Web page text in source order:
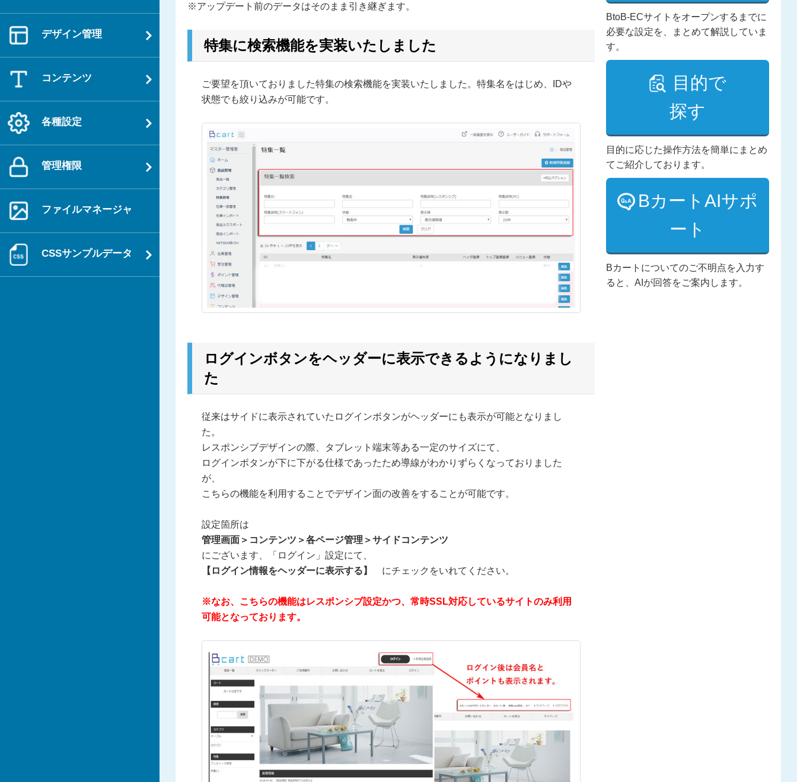
デザイン管理
コンテンツ
各種設定
管理権限
ファイルマネージャ
CSSサンプルデータ
※アップデート前のデータはそのまま引き継ぎます。
特集に検索機能を実装いたしました
ご要望を頂いておりました特集の検索機能を実装いたしました。特集名をはじめ、IDや
状態でも絞り込みが可能です。
ログインボタンをヘッダーに表示できるようになりまし
た
従来はサイドに表示されていたログインボタンがヘッダーにも表示が可能となりまし
た。
レスポンシブデザインの際、タブレット端末等ある一定のサイズにて、
ログインボタンが下に下がる仕様であったため導線がわかりずらくなっておりました
が、
こちらの機能を利用することでデザイン面の改善をすることが可能です。
設定箇所は
管理画面＞コンテンツ＞各ページ管理＞サイドコンテンツ
にございます、「ログイン」設定にて、
【ログイン情報をヘッダーに表示する】
にチェックをいれてください。
※なお、こちらの機能はレスポンシブ設定かつ、常時SSL対応しているサイトのみ利用
可能となっております。
BtoB-ECサイトをオープンするまでに
必要な設定を、まとめて解説していま
す。
目的で
探す
目的に応じた操作方法を簡単にまとめ
てご紹介しております。
BカートAIサポ
ート
Bカートについてのご不明点を入力す
ると、AIが回答をご案内します。